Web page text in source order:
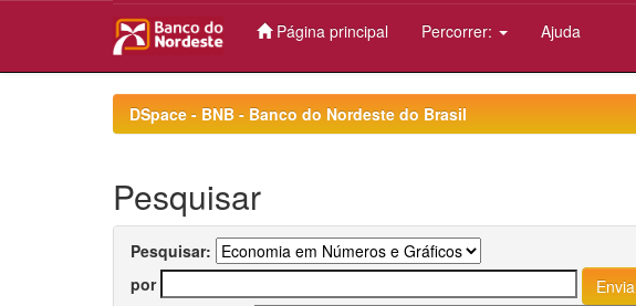
Página principal Percorrer: Ajuda
DSpace - BNB - Banco do Nordeste do Brasil
Pesquisar
Pesquisar:
por